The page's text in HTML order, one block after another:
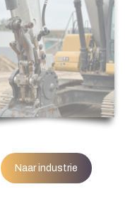
Naar industrie